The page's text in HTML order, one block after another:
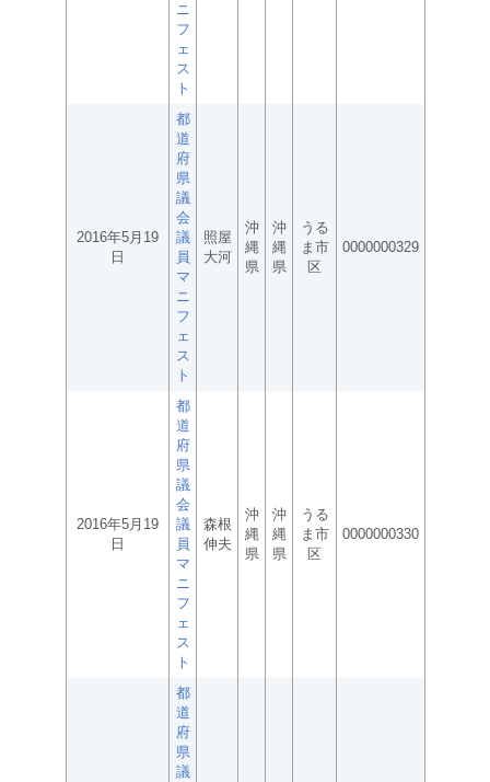
ニ
フ
ェ
ス
ト
2016年5月19
日
都
道
府
県
議
会
議
員
マ
ニ
フ
ェ
ス
ト
照屋
大河
沖
縄
県
沖
縄
県
うる
ま市
区
0000000329
2016年5月19
日
都
道
府
県
議
会
議
員
マ
ニ
フ
ェ
ス
ト
森根
伸夫
沖
縄
県
沖
縄
県
うる
ま市
区
0000000330
都
道
府
県
議